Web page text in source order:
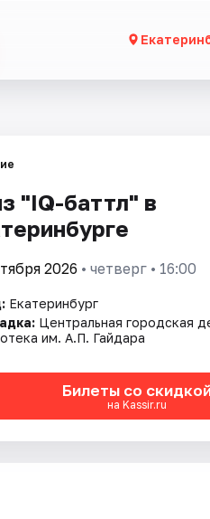
"IQ-баттл" в
2026 • четверг • 16:00
Екатеринбург
Центральная городская
им. А.П. Гайдара
Билеты со
на Kassir.ru